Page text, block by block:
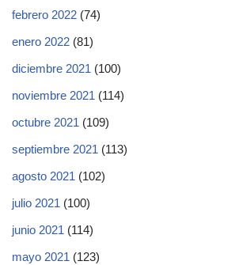
febrero 2022 (74)
enero 2022 (81)
diciembre 2021 (100)
noviembre 2021 (114)
octubre 2021 (109)
septiembre 2021 (113)
agosto 2021 (102)
julio 2021 (100)
junio 2021 (114)
mayo 2021 (123)